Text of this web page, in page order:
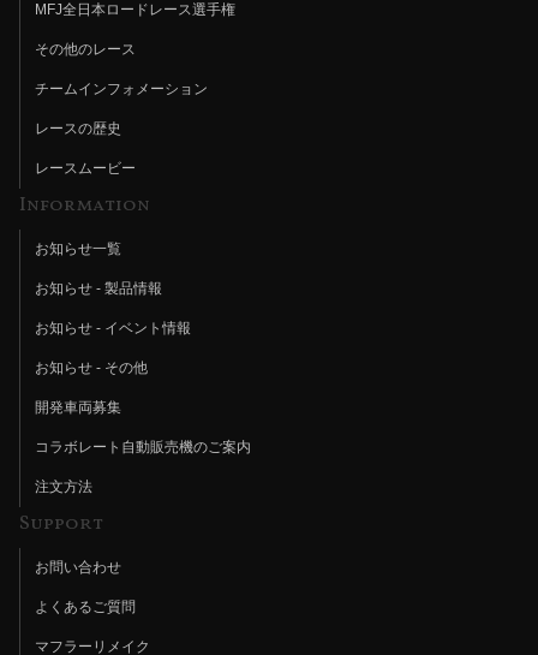
MFJ全日本ロードレース選手権
その他のレース
チームインフォメーション
レースの歴史
レースムービー
Information
お知らせ一覧
お知らせ - 製品情報
お知らせ - イベント情報
お知らせ - その他
開発車両募集
コラボレート自動販売機のご案内
注文方法
Support
お問い合わせ
よくあるご質問
マフラーリメイク